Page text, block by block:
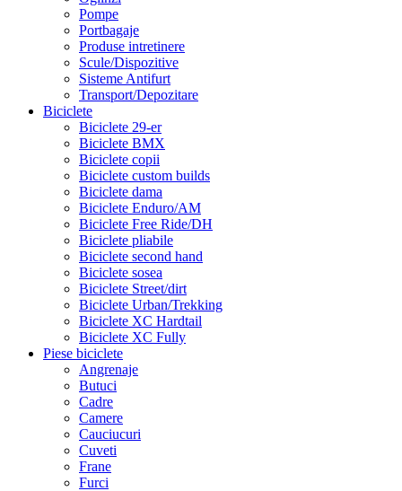
Pompe
Portbagaje
Produse intretinere
Scule/Dispozitive
Sisteme Antifurt
Transport/Depozitare
Biciclete
Biciclete 29-er
Biciclete BMX
Biciclete copii
Biciclete custom builds
Biciclete dama
Biciclete Enduro/AM
Biciclete Free Ride/DH
Biciclete pliabile
Biciclete second hand
Biciclete sosea
Biciclete Street/dirt
Biciclete Urban/Trekking
Biciclete XC Hardtail
Biciclete XC Fully
Piese biciclete
Angrenaje
Butuci
Cadre
Camere
Cauciucuri
Cuveti
Frane
Furci